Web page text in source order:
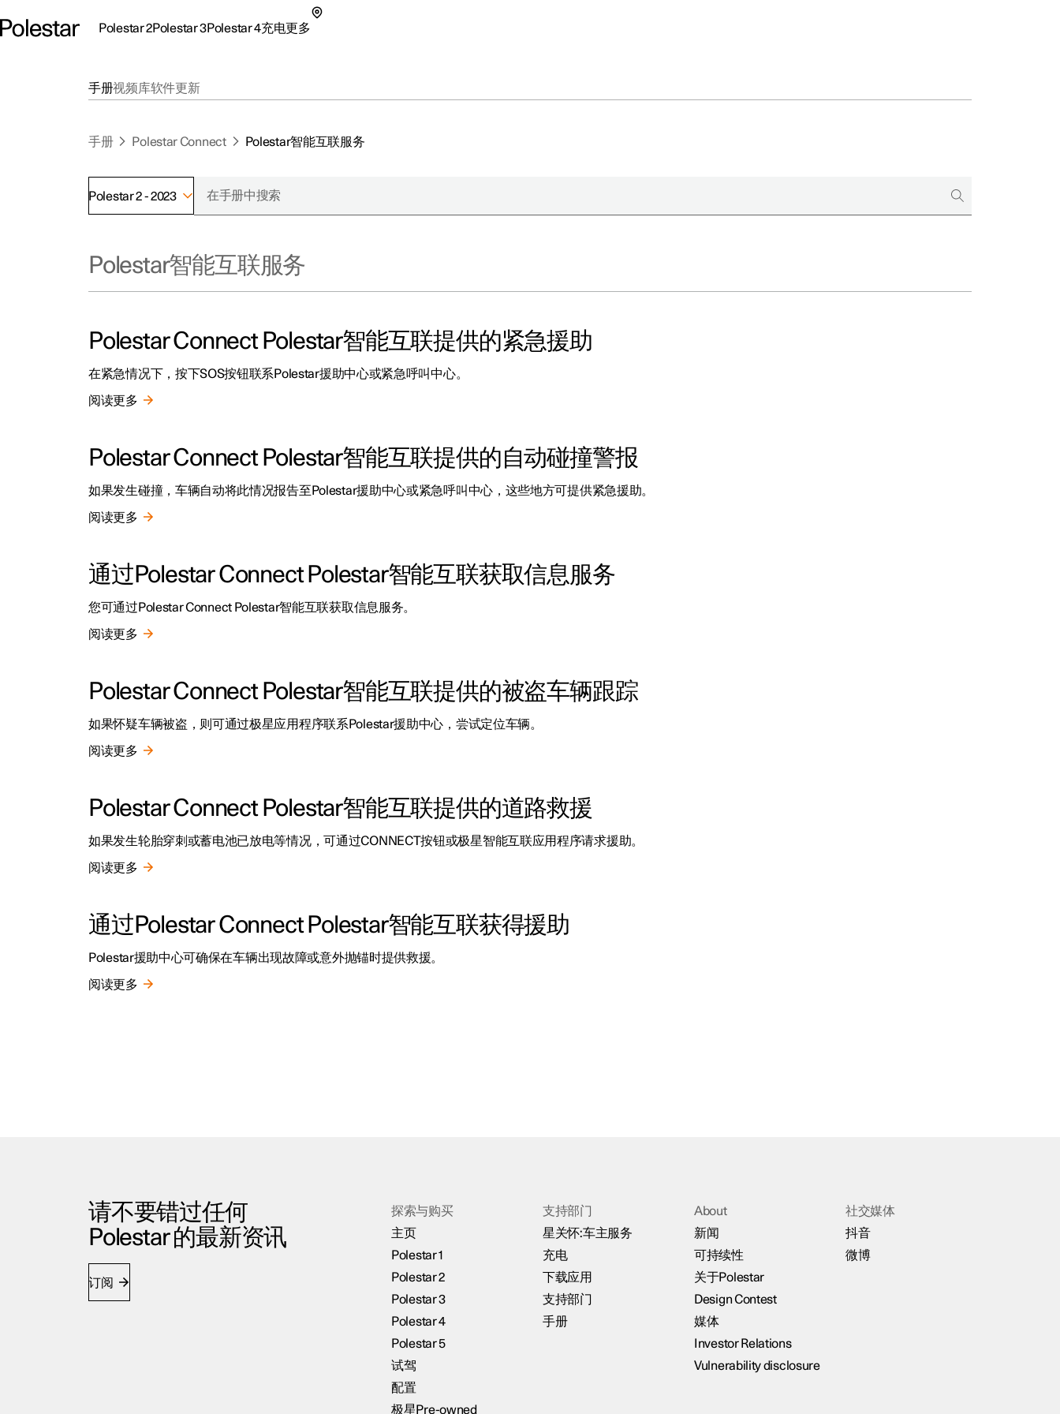
Polestar 2Polestar 3Polestar 4充电更多
探索Polestar 2
联系我们
极星官方二手车
探索Polestar 3
联系我们
探索Polestar 4
探索充电
公共充电
家庭充电
车主服务
新闻
注册新闻简报
（在新窗口中打开）
手册视频库软件更新
手册 Polestar Connect Polestar智能互联服务
Polestar 2 - 2023
Polestar智能互联服务
Polestar Connect Polestar智能互联提供的紧急援助
在紧急情况下，按下SOS按钮联系Polestar援助中心或紧急呼叫中心。
阅读更多
Polestar Connect Polestar智能互联提供的自动碰撞警报
如果发生碰撞，车辆自动将此情况报告至Polestar援助中心或紧急呼叫中心，这些地方可提供紧急援助。
阅读更多
通过Polestar Connect Polestar智能互联获取信息服务
您可通过Polestar Connect Polestar智能互联获取信息服务。
阅读更多
Polestar Connect Polestar智能互联提供的被盗车辆跟踪
如果怀疑车辆被盗，则可通过极星应用程序联系Polestar援助中心，尝试定位车辆。
阅读更多
Polestar Connect Polestar智能互联提供的道路救援
如果发生轮胎穿刺或蓄电池已放电等情况，可通过CONNECT按钮或极星智能互联应用程序请求援助。
阅读更多
通过Polestar Connect Polestar智能互联获得援助
Polestar援助中心可确保在车辆出现故障或意外抛锚时提供救援。
阅读更多
请不要错过任何
Polestar 的最新资讯
订阅
探索与购买
主页
Polestar 1
Polestar 2
Polestar 3
Polestar 4
Polestar 5
试驾
配置
极星Pre-owned
支持部门
星关怀:车主服务
充电
下载应用
支持部门
手册
About
新闻
可持续性
关于Polestar
Design Contest
媒体
Investor Relations
Vulnerability disclosure
社交媒体
抖音
微博